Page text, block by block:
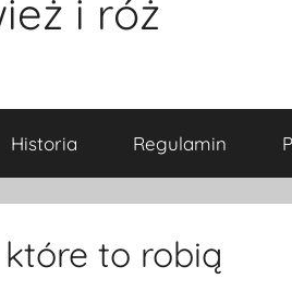
i róż
Historia Regulamin
to robią